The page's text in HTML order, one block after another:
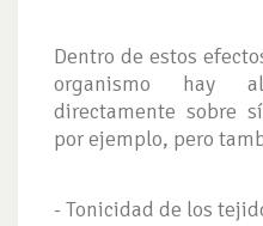
Dentro de estos
organismo hay
directamente sobre
por ejemplo, pero
- Tonicidad de los